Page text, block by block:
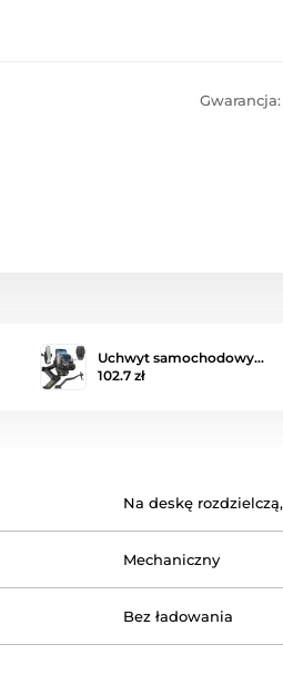
Gwarancja:
Uchwyt samochodowy…
102.7 zł
Na deskę rozdzielczą,
Mechaniczny
Bez ładowania